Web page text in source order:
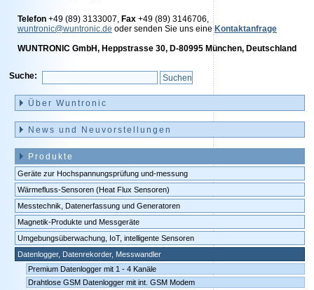
Telefon +49 (89) 3133007, Fax +49 (89) 3146706,
wuntronic@wuntronic.de oder senden Sie uns eine Kontaktanfrage
WUNTRONIC GmbH, Heppstrasse 30, D-80995 München, Deutschland
Suche:
überspringen
Über Wuntronic
News und Neuvorstellungen
Produkte
Geräte zur Hochspannungsprüfung und-messung
Wärmefluss-Sensoren (Heat Flux Sensoren)
Messtechnik, Datenerfassung und Generatoren
Magnetik-Produkte und Messgeräte
Umgebungsüberwachung, IoT, intelligente Sensoren
Datenlogger, Datenrekorder, Messwandler
Premium Datenlogger mit 1 - 4 Kanäle
Drahtlose GSM Datenlogger mit int. GSM Modem